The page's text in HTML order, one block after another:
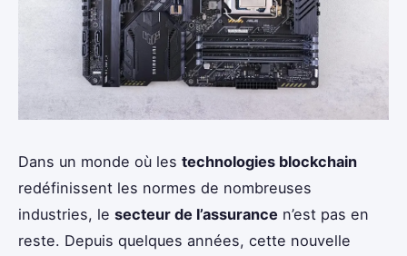
Dans un monde où les technologies blockchain
redéfinissent les normes de nombreuses
industries, le secteur de l’assurance n’est pas en
reste. Depuis quelques années, cette nouvelle